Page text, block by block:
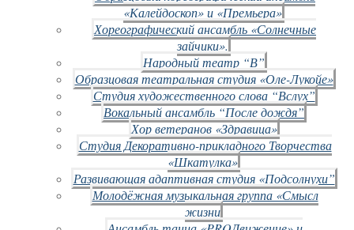
«Калейдоскоп» и «Премьера»
Хореографический ансамбль «Солнечные
зайчики».
Народный театр “В”
Образцовая театральная студия «Оле-Лукойе»
Студия художественного слова “Вслух”
Вокальный ансамбль “После дождя”
Хор ветеранов «Здравица»
Студия Декоративно-прикладного Творчества
«Шкатулка»
Развивающая адаптивная студия «Подсолнухи”
Молодёжная музыкальная группа «Смысл
жизни